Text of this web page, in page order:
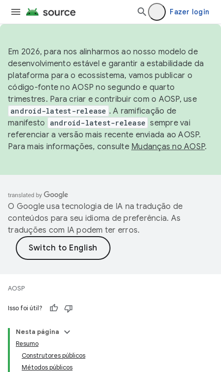
Fazer login
Em 2026, para nos alinharmos ao nosso modelo de
desenvolvimento estável e garantir a estabilidade da
plataforma para o ecossistema, vamos publicar o
código-fonte no AOSP no segundo e quarto
trimestres. Para criar e contribuir com o AOSP, use
android-latest-release . A ramificação de
manifesto
android-latest-release sempre vai
referenciar a versão mais recente enviada ao AOSP.
Para mais informações, consulte Mudanças no AOSP.
O Google usa tecnologia de IA na tradução de
conteúdos para seu idioma de preferência. As
traduções com IA podem ter erros.
AOSP
Isso foi útil?
Nesta página
Resumo
Construtores públicos
Métodos públicos